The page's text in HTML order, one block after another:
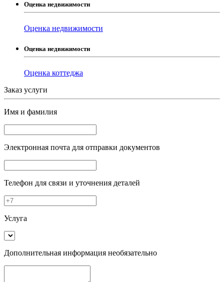
Оценка недвижимости
Оценка недвижимости
Оценка недвижимости
Оценка коттеджа
Заказ услуги
Имя и фамилия
Электронная почта для отправки документов
Телефон для связи и уточнения деталей
Услуга
Дополнительная информация необязательно